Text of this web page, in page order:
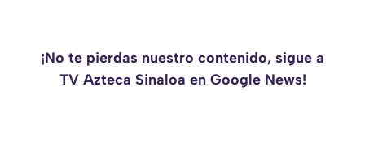
¡No te pierdas nuestro contenido, sigue a
TV Azteca Sinaloa en Google News!